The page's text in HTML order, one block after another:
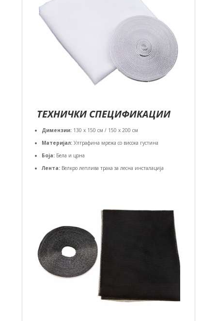
ТЕХНИЧКИ СПЕЦИФИКАЦИИ
Димензии:130 x 150 см / 150 x 200 см
Материјал:Ултрафина мрежа со висока густина
Боја:Бела и црна
Лента:Велкро леплива трака за лесна инсталација